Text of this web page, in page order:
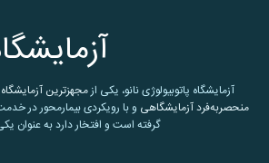
آزمایشگاه پاتوبیولوژی نانو، یکی ازمجهزترین
منحصربه‌فرد آزمایشگاهی و با رویکردی بیمارمحور در
گرفته است و افتخار دارد به عنوان